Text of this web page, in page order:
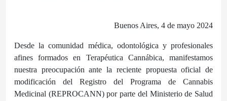
Buenos Aires, 4 de mayo 2024
Desde la comunidad médica, odontológica y profesionales
afines formados en Terapéutica Cannábica, manifestamos
nuestra preocupación ante la reciente propuesta oficial de
modificación del Registro del Programa de Cannabis
Medicinal (REPROCANN) por parte del Ministerio de Salud